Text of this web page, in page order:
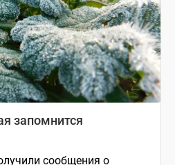
запомнится
сообщения о